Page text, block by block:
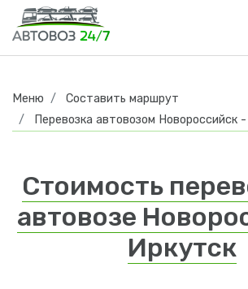
Меню
Составить маршрут
Перевозка автовозом Новороссийск
Стоимость
автовозе
Иркутск